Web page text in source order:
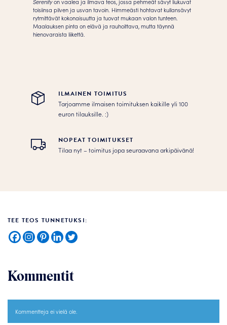
toisiinsa pilven ja usvan tavoin. Himmeästi hohtavat kullansävyt
rytmittävät kokonaisuutta ja tuovat mukaan valon tunteen.
Maalauksen pinta on elävä ja rauhoittava, mutta täynnä
hienovaraista liikettä.
ILMAINEN TOIMITUS
Tarjoamme ilmaisen toimituksen kaikille yli 100
euron tilauksille. :­­)
NOPEAT TOIMITUKSET
Tilaa nyt – toimitus jopa seuraavana arkipäivänä!
TEE TEOS TUNNETUKSI:
Kommentit
Kommentteja ei vielä ole.